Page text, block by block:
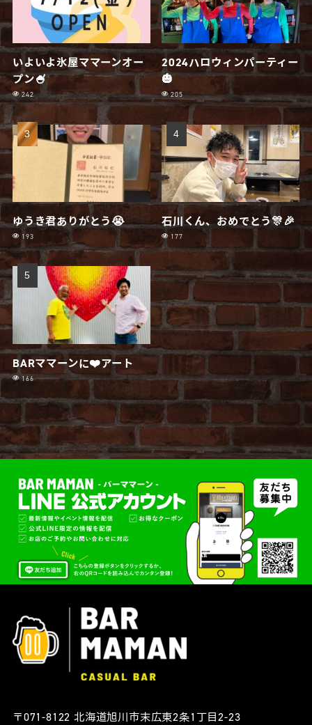
いよいよ氷屋ママーンオー
プン🍧
242
2024ハロウィンパーティー
🎃
205
ゆうき君ありがとう😭
193
石川くん、おめでとう🎊🎉
177
BARママーンに❤️アート
166
〒071-8122 北海道旭川市末広東2条1丁目2-23